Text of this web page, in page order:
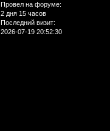
Провел на форуме:
2 дня 15 часов
Последний визит:
2026-07-19 20:52:30